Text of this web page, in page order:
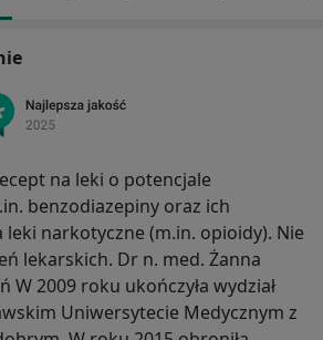
na leki o potencjale
benzodiazepiny oraz ich
narkotyczne (m.in. opioidy). Nie
lekarskich. Dr n. med. Żanna
W 2009 roku ukończyła wydział
Uniwersytecie Medycznym z